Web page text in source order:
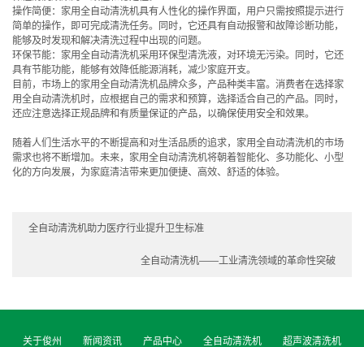
操作简便：家用全自动清洗机具有人性化的操作界面，用户只需按照提示进行
简单的操作，即可完成清洗任务。同时，它还具有自动报警和故障诊断功能，
能够及时发现和解决清洗过程中出现的问题。
环保节能：家用全自动清洗机采用环保型清洗液，对环境无污染。同时，它还
具有节能功能，能够有效降低能源消耗，减少家庭开支。
目前，市场上的家用全自动清洗机品牌众多，产品种类丰富。消费者在选择家
用全自动清洗机时，应根据自己的需求和预算，选择适合自己的产品。同时，
还应注意选择正规品牌和有质量保证的产品，以确保使用安全和效果。
随着人们生活水平的不断提高和对生活品质的追求，家用全自动清洗机的市场
需求也将不断增加。未来，家用全自动清洗机将朝着智能化、多功能化、小型
化的方向发展，为家庭清洁带来更加便捷、高效、舒适的体验。
全自动清洗机助力医疗行业提升卫生标准
全自动清洗机——工业清洗领域的革命性突破
关于俊州 新闻资讯 产品中心 全自动清洗机 超声波清洗机